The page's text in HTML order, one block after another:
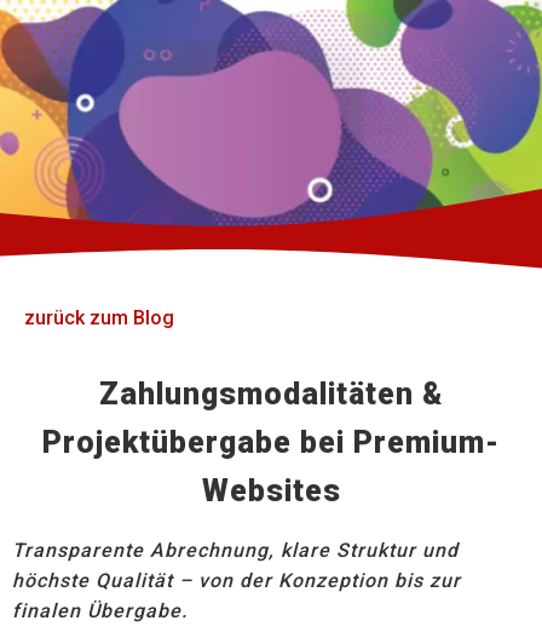
zurück zum Blog
Zahlungsmodalitäten &
Projektübergabe bei Premium-
Websites
Transparente Abrechnung, klare Struktur und
höchste Qualität – von der Konzeption bis zur
finalen Übergabe.